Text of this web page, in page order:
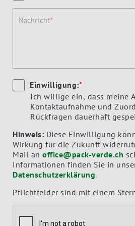
Nachricht
Einwilligung:*
Ich willige ein, dass meine
Kontaktaufnahme und
Rückfragen dauerhaft
Hinweis: Diese Einwilligung
Wirkung für die Zukunft
Mail an office@pack-verde.ch
Informationen finden Sie in
Datenschutzerklärung.
Pflichtfelder sind mit einem